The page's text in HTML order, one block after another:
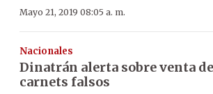
Mayo 21, 2019 08:05 a. m.
Nacionales
Dinatrán alerta sobre venta de
carnets falsos